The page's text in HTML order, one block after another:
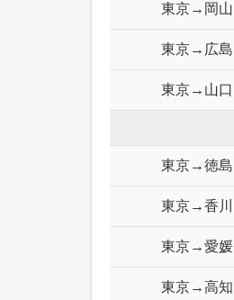
東京→岡山
東京→広島
東京→山口
東京→徳島
東京→香川
東京→愛媛
東京→高知